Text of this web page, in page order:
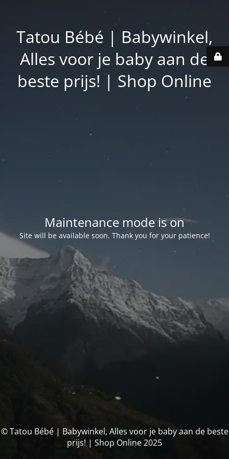
Tatou Bébé | Babywinkel,
Alles voor je baby aan de
beste prijs! | Shop Online
Maintenance mode is on
Site will be available soon. Thank you for your patience!
© Tatou Bébé | Babywinkel, Alles voor je baby aan de beste
prijs! | Shop Online 2025